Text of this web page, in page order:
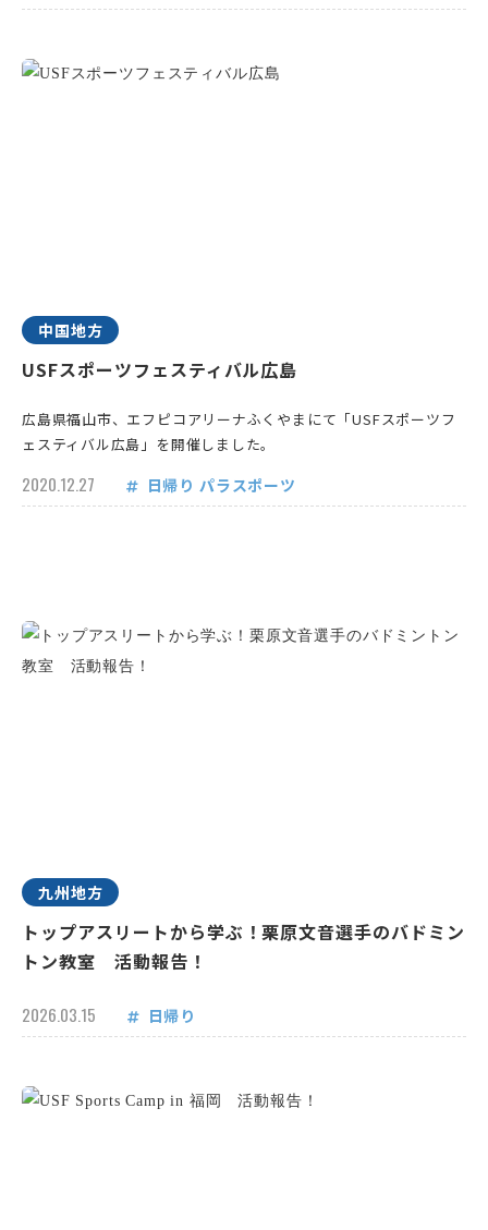
中国地方
USFスポーツフェスティバル広島
広島県福山市、エフピコアリーナふくやまにて「USFスポーツフ
ェスティバル広島」を開催しました。
2020.12.27 日帰り パラスポーツ
九州地方
トップアスリートから学ぶ！栗原文音選手のバドミン
トン教室 活動報告！
2026.03.15 日帰り